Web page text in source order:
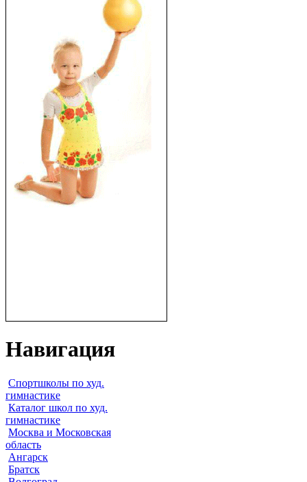
Навигация
Спортшколы по худ.
гимнастике
Каталог школ по худ.
гимнастике
Москва и Московская
область
Ангарск
Братск